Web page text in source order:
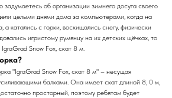
задумаетесь об организации зимнего досуга своего
целыми днями дома за компьютерами, когда на
а катались с горки, восхищались снегу, физически
игристому румянцу на их детских щёчках, то
Snow Fox, скат 8 м.
"IgraGrad Snow Fox, скат 8 м" – несущая
балками. Она имеет скат длиной 8, 0 м,
просторный, поэтому ребятам будет